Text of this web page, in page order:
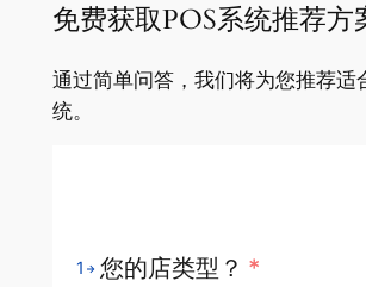
免费获取POS系统推荐方
通过简单问答，我们将为您推荐适
统。
1 您的店类型？ *